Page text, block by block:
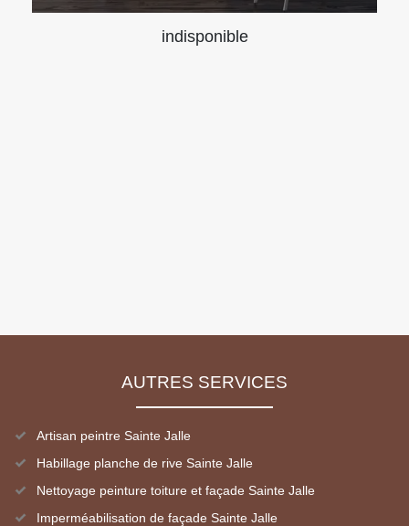
indisponible
AUTRES SERVICES
Artisan peintre Sainte Jalle
Habillage planche de rive Sainte Jalle
Nettoyage peinture toiture et façade Sainte Jalle
Imperméabilisation de façade Sainte Jalle